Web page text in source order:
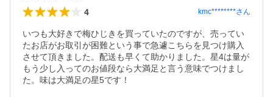
4 kmc********さん
いつも大好きで梅ひじきを買っていたのですが、売ってい
たお店がお取引が困難という事で急遽こちらを見つけ購入
させて頂きました。配送も早くて助かりました。星4は量が
もう少し入ってのお値段なら大満足と言う意味でつけまし
た。味は大満足の星5です！